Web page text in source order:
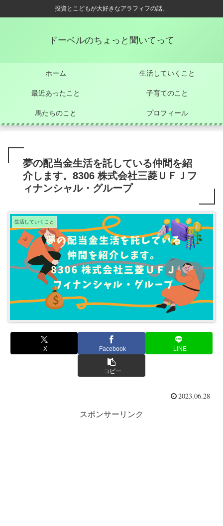
投資とこどもが大好きなアラフィフの話。
ドーベルのちょっと聞いてって
ホーム 生活していくこと
最近あったこと 子育てのこと
馬たちのこと プロフィール
夢の配当金生活を託している仲間を紹
介します。8306 株式会社三菱ＵＦＪフ
ィナンシャル・グループ
生活していくこと
X Facebook LINE
コピー
2023.06.28
スポンサーリンク